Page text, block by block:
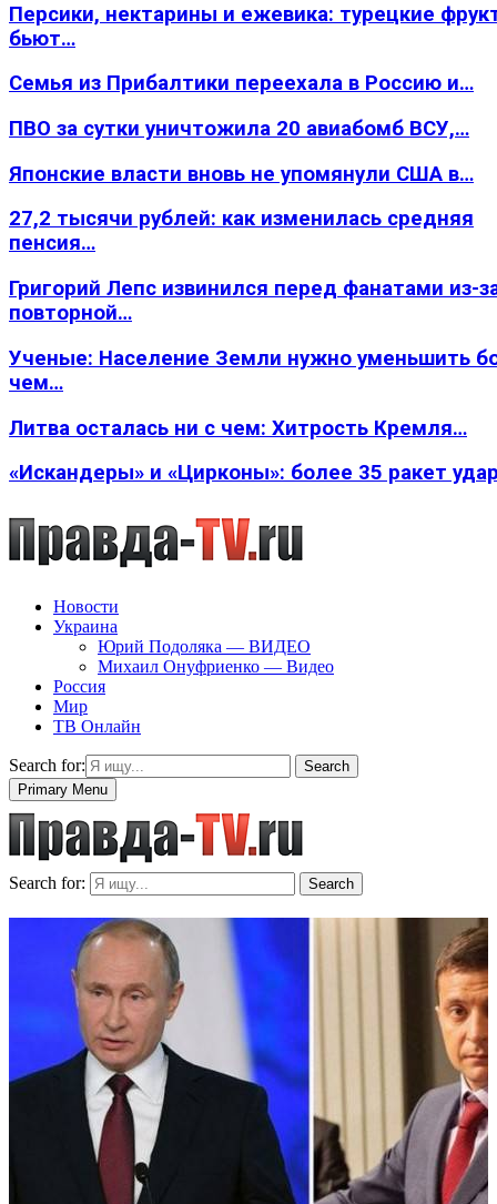
Персики, нектарины и ежевика: турецкие
бьют…
Семья из Прибалтики переехала в Россию и…
ПВО за сутки уничтожила 20 авиабомб ВСУ,…
Японские власти вновь не упомянули США в…
27,2 тысячи рублей: как изменилась средняя
пенсия…
Григорий Лепс извинился перед фанатами из-
повторной…
Ученые: Население Земли нужно уменьшить
чем…
Литва осталась ни с чем: Хитрость Кремля…
«Искандеры» и «Цирконы»: более 35 ракет
Новости
Украина
Юрий Подоляка — ВИДЕО
Михаил Онуфриенко — Видео
Россия
Мир
ТВ Онлайн
Search for:
Search
Primary Menu
Search for: Search